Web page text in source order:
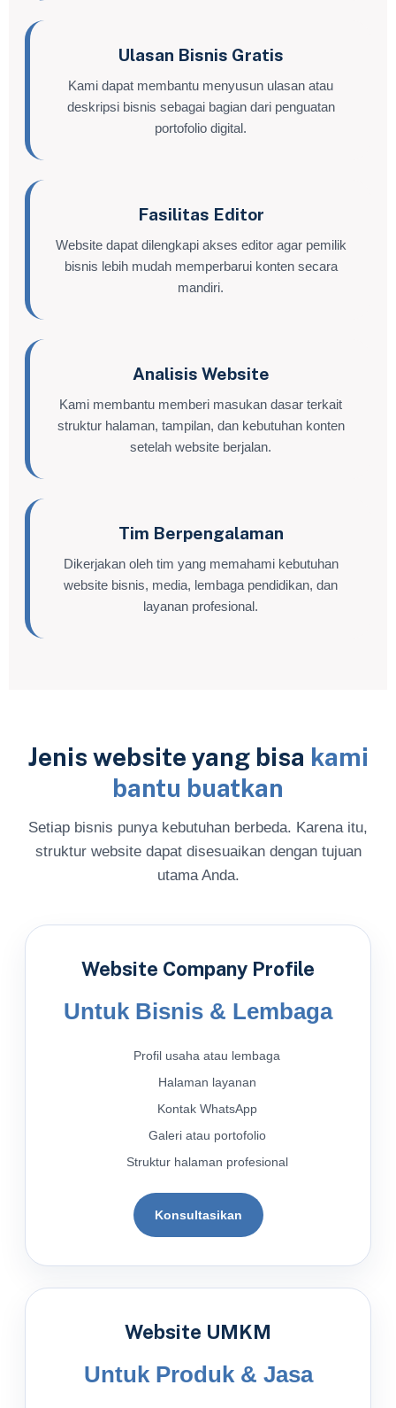
Ulasan Bisnis Gratis
Kami dapat membantu menyusun ulasan atau
deskripsi bisnis sebagai bagian dari penguatan
portofolio digital.
Fasilitas Editor
Website dapat dilengkapi akses editor agar pemilik
bisnis lebih mudah memperbarui konten secara
mandiri.
Analisis Website
Kami membantu memberi masukan dasar terkait
struktur halaman, tampilan, dan kebutuhan konten
setelah website berjalan.
Tim Berpengalaman
Dikerjakan oleh tim yang memahami kebutuhan
website bisnis, media, lembaga pendidikan, dan
layanan profesional.
Jenis website yang bisa kami
bantu buatkan
Setiap bisnis punya kebutuhan berbeda. Karena itu,
struktur website dapat disesuaikan dengan tujuan
utama Anda.
Website Company Profile
Untuk Bisnis & Lembaga
Profil usaha atau lembaga
Halaman layanan
Kontak WhatsApp
Galeri atau portofolio
Struktur halaman profesional
Konsultasikan
Website UMKM
Untuk Produk & Jasa